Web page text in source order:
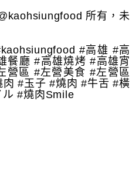
所有，未
#高雄 #高
餐廳 #高雄燒烤 #高雄宵
營區 #左營美食 #左營區
#玉子 #燒肉 #牛舌 #橫
ル #燒肉Smile